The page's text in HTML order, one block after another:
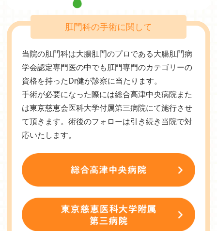
肛門科の手術に関して
当院の肛門科は大腸肛門のプロである大腸肛門病
学会認定専門医の中でも肛門専門のカテゴリーの
資格を持ったDr健が診察に当たります。
手術が必要になった際には総合高津中央病院また
は東京慈恵会医科大学付属第三病院にて施行させ
て頂きます。術後のフォローは引き続き当院で対
応いたします。